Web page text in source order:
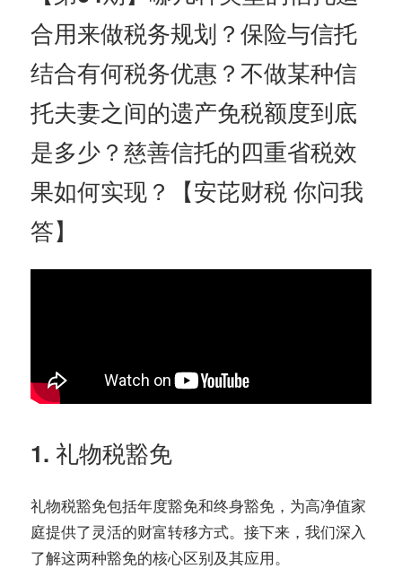
合用来做税务规划？保险与信托
结合有何税务优惠？不做某种信
托夫妻之间的遗产免税额度到底
是多少？慈善信托的四重省税效
果如何实现？【安芘财税 你问我
答】
1. 礼物税豁免
礼物税豁免包括年度豁免和终身豁免，为高净值家
庭提供了灵活的财富转移方式。接下来，我们深入
了解这两种豁免的核心区别及其应用。